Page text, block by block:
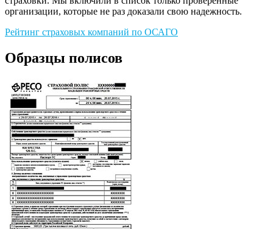
организации, которые не раз доказали свою надежность.
Рейтинг страховых компаний по ОСАГО
Образцы полисов